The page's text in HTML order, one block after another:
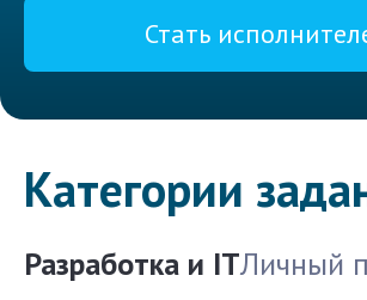
Стать
Категории
Разработка и ITЛичный